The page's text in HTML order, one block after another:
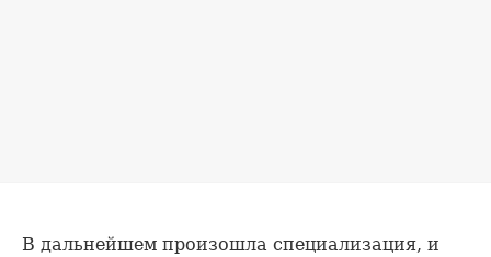
В дальнейшем произошла специализация, и